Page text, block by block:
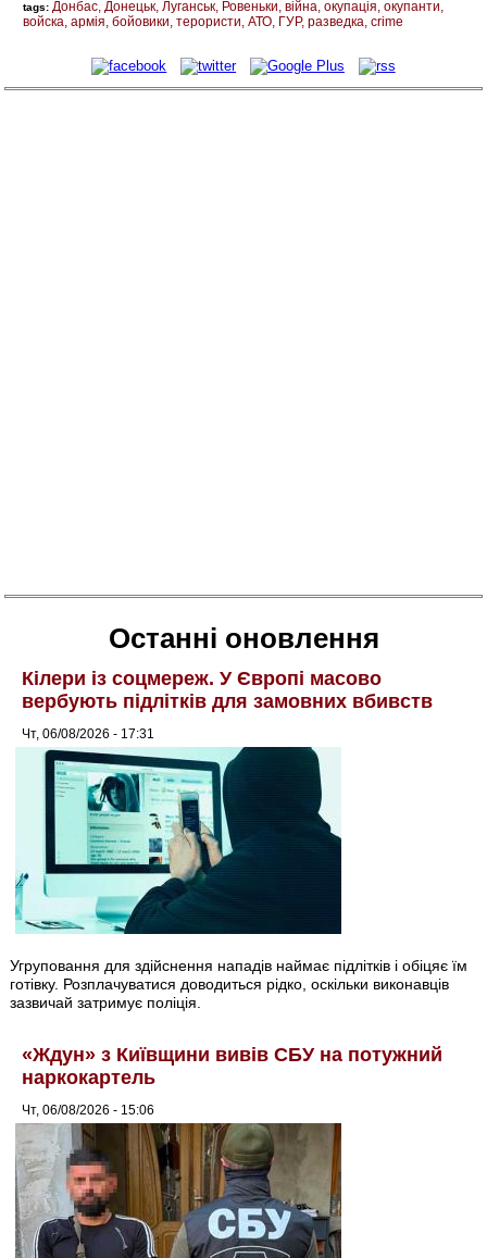
tags: Донбас Донецьк Луганськ Ровеньки війна окупація окупанти
войска армія бойовики терористи АТО ГУР разведка crime
Останні оновлення
Кілери із соцмереж. У Європі масово
вербують підлітків для замовних вбивств
Чт, 06/08/2026 - 17:31
Угруповання для здійснення нападів наймає підлітків і обіцяє їм
готівку. Розплачуватися доводиться рідко, оскільки виконавців
зазвичай затримує поліція.
«Ждун» з Київщини вивів СБУ на потужний
наркокартель
Чт, 06/08/2026 - 15:06